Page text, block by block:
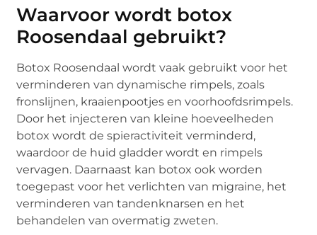
Waarvoor wordt botox
Roosendaal gebruikt?
Botox Roosendaal wordt vaak gebruikt voor het
verminderen van dynamische rimpels, zoals
fronslijnen, kraaienpootjes en voorhoofdsrimpels.
Door het injecteren van kleine hoeveelheden
botox wordt de spieractiviteit verminderd,
waardoor de huid gladder wordt en rimpels
vervagen. Daarnaast kan botox ook worden
toegepast voor het verlichten van migraine, het
verminderen van tandenknarsen en het
behandelen van overmatig zweten.